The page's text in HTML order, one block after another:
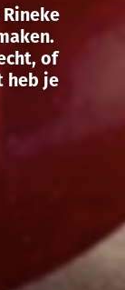
of
heb je